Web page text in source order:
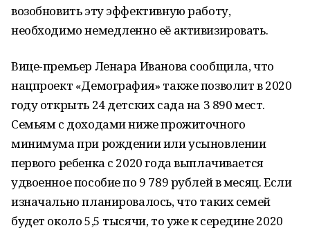
возобновить эту эффективную работу,
необходимо немедленно её активизировать.
Вице-премьер Ленара Иванова сообщила, что
нацпроект «Демография» также позволит в 2020
году открыть 24 детских сада на 3 890 мест.
Семьям с доходами ниже прожиточного
минимума при рождении или усыновлении
первого ребенка с 2020 года выплачивается
удвоенное пособие по 9 789 рублей в месяц. Если
изначально планировалось, что таких семей
будет около 5,5 тысячи, то уже к середине 2020